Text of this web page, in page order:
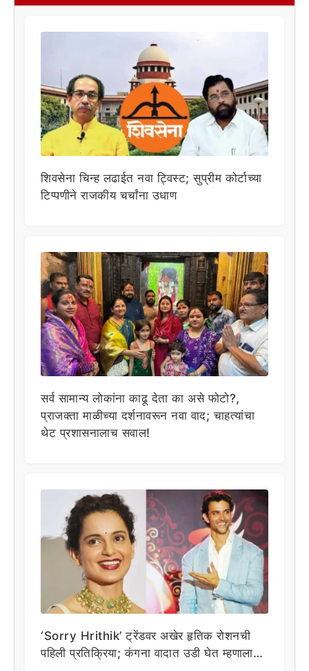
शिवसेना चिन्ह लढाईत नवा ट्विस्ट; सुप्रीम कोर्टाच्या
टिप्पणीने राजकीय चर्चांना उधाण
सर्व सामान्य लोकांना काढू देता का असे फोटो?,
प्राजक्ता माळीच्या दर्शनावरून नवा वाद; चाहत्यांचा
थेट प्रशासनालाच सवाल!
‘Sorry Hrithik’ ट्रेंडवर अखेर हृतिक रोशनची
पहिली प्रतिक्रिया; कंगना वादात उडी घेत म्हणाला…